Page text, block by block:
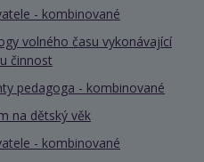
- kombinované
volného času vykonávající
činnost
pedagoga - kombinované
na dětský věk
- kombinované